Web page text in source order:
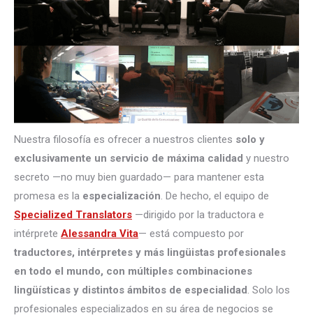
Nuestra filosofía es ofrecer a nuestros clientes solo y
exclusivamente un servicio de máxima calidad y nuestro
secreto —no muy bien guardado— para mantener esta
promesa es la especialización. De hecho, el equipo de
Specialized Translators —dirigido por la traductora e
intérprete Alessandra Vita— está compuesto por
traductores, intérpretes y más lingüistas profesionales
en todo el mundo, con múltiples combinaciones
lingüísticas y distintos ámbitos de especialidad. Solo los
profesionales especializados en su área de negocios se